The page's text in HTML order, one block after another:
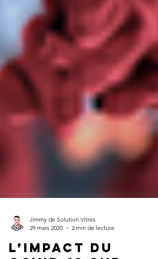
29 mars 2020
2 min de lecture